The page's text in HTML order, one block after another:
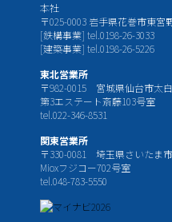
本社
〒025-0003 岩手県花巻市東宮
[鉄構事業] tel.0198-26-3033
[建築事業] tel.0198-26-5226
東北営業所
〒982-0015 宮城県仙台市太
第3エステート斎藤103号室
tel.022-346-8531
関東営業所
〒330-0081 埼玉県さいたま
Mioxフジコー702号室
tel.048-783-5550